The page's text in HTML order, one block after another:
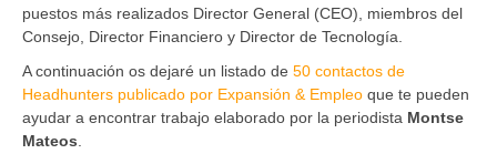
puestos más realizados Director General (CEO), miembros del
Consejo, Director Financiero y Director de Tecnología.
A continuación os dejaré un listado de 50 contactos de
Headhunters publicado por Expansión & Empleo que te pueden
ayudar a encontrar trabajo elaborado por la periodista Montse
Mateos